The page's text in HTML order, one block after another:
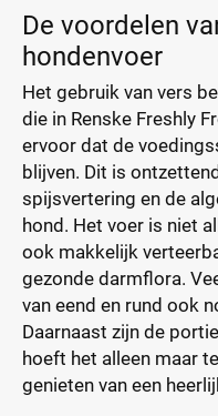
De voordelen
hondenvoer
Het gebruik van vers
die in Renske Freshly
ervoor dat de
blijven. Dit is
spijsvertering en de
hond. Het voer is niet
ook makkelijk
gezonde darmflora.
van eend en rund ook
Daarnaast zijn de
hoeft het alleen maar
genieten van een